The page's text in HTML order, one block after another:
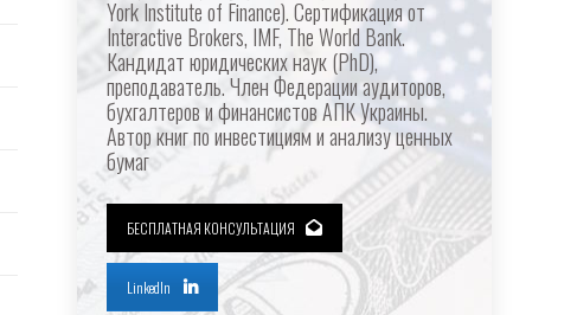
York Institute of Finance). Сертификация от
Interactive Brokers, IMF, The World Bank.
Кандидат юридических наук (PhD),
преподаватель. Член Федерации аудиторов,
бухгалтеров и финансистов АПК Украины.
Автор книг по инвестициям и анализу ценных
бумаг
БЕСПЛАТНАЯ КОНСУЛЬТАЦИЯ
LinkedIn